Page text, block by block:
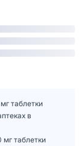
таблетки
в
таблетки